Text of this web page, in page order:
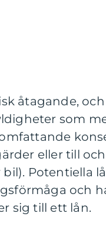
åtagande,
som
eller till
Potentiella
och
sig till ett lån.